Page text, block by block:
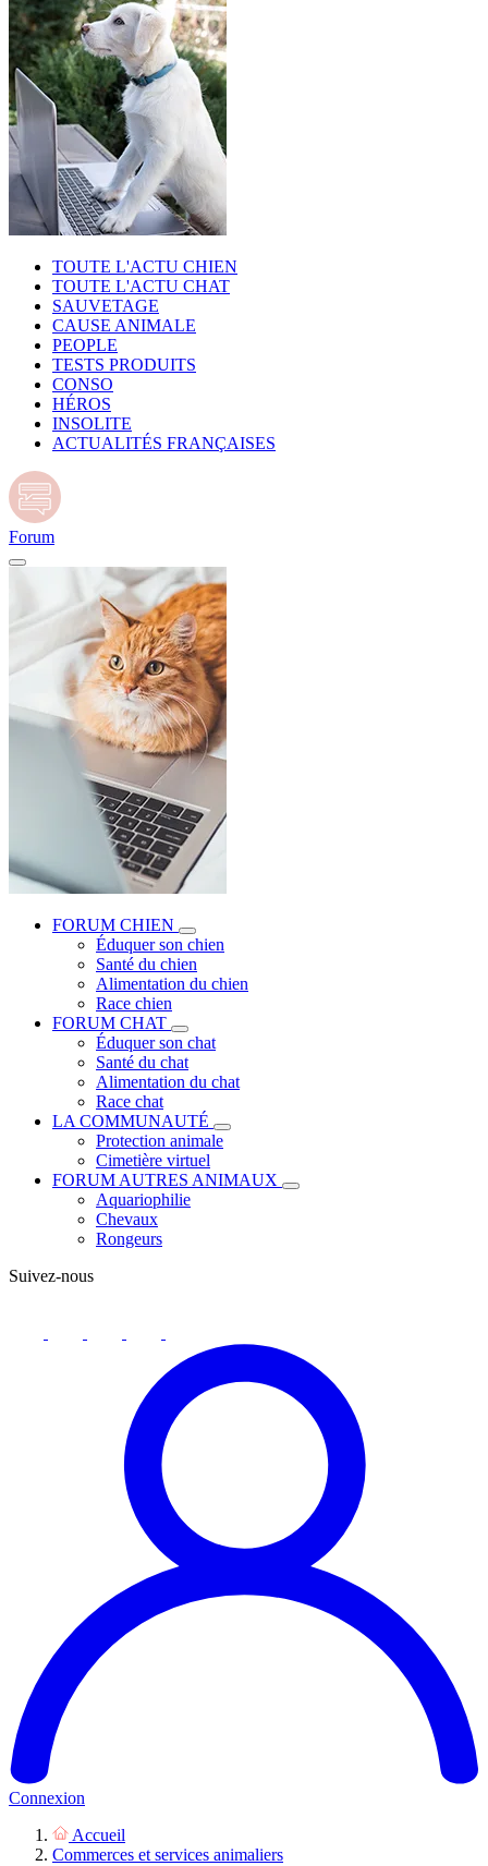
TOUTE L'ACTU CHIEN
TOUTE L'ACTU CHAT
SAUVETAGE
CAUSE ANIMALE
PEOPLE
TESTS PRODUITS
CONSO
HÉROS
INSOLITE
ACTUALITÉS FRANÇAISES
Forum
FORUM CHIEN
Éduquer son chien
Santé du chien
Alimentation du chien
Race chien
FORUM CHAT
Éduquer son chat
Santé du chat
Alimentation du chat
Race chat
LA COMMUNAUTÉ
Protection animale
Cimetière virtuel
FORUM AUTRES ANIMAUX
Aquariophilie
Chevaux
Rongeurs
Suivez-nous
Connexion
Accueil
Commerces et services animaliers